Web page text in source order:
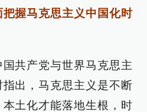
握马克思主义中国化时
共产党与世界马克思主
出，马克思主义是不断
土化才能落地生根，时